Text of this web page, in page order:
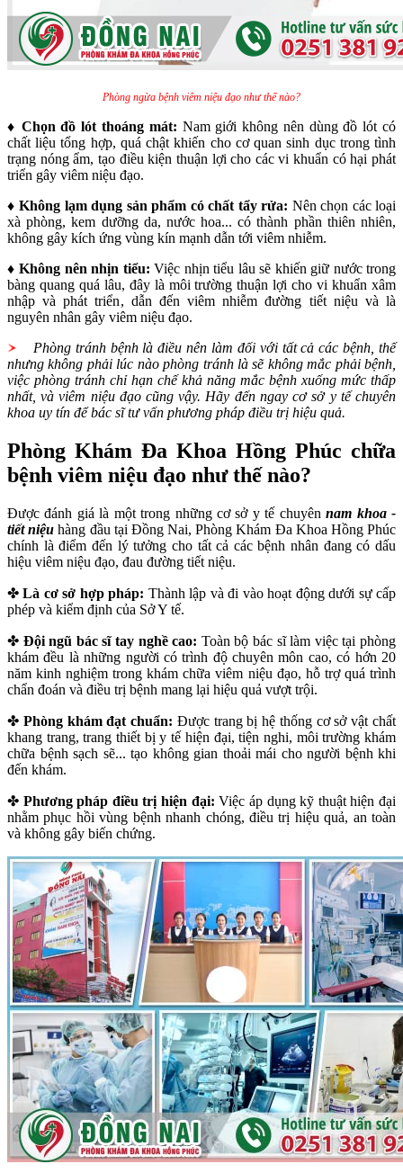
Phòng ngừa bệnh viêm niệu đạo như thế nào?
♦ Chọn đồ lót thoáng mát: Nam giới không nên dùng đồ lót có
chất liệu tổng hợp, quá chật khiến cho cơ quan sinh dục trong tình
trạng nóng ẩm, tạo điều kiện thuận lợi cho các vi khuẩn có hại phát
triển gây viêm niệu đạo.
♦ Không lạm dụng sản phẩm có chất tẩy rửa: Nên chọn các loại
xà phòng, kem dưỡng da, nước hoa... có thành phần thiên nhiên,
không gây kích ứng vùng kín mạnh dẫn tới viêm nhiễm.
♦ Không nên nhịn tiểu: Việc nhịn tiểu lâu sẽ khiến giữ nước trong
bàng quang quá lâu, đây là môi trường thuận lợi cho vi khuẩn xâm
nhập và phát triển, dẫn đến viêm nhiễm đường tiết niệu và là
nguyên nhân gây viêm niệu đạo.
Phòng tránh bệnh là điều nên làm đối với tất cả các bệnh, thế
nhưng không phải lúc nào phòng tránh là sẽ không mắc phải bệnh,
việc phòng tránh chỉ hạn chế khả năng mắc bệnh xuống mức thấp
nhất, và viêm niệu đạo cũng vậy. Hãy đến ngay cơ sở y tế chuyên
khoa uy tín để bác sĩ tư vấn phương pháp điều trị hiệu quả.
Phòng Khám Đa Khoa Hồng Phúc chữa
bệnh viêm niệu đạo như thế nào?
Được đánh giá là một trong những cơ sở y tế chuyênnam khoa -
tiết niệu hàng đầu tại Đồng Nai, Phòng Khám Đa Khoa Hồng Phúc
chính là điểm đến lý tưởng cho tất cả các bệnh nhân đang có dấu
hiệu viêm niệu đạo, đau đường tiết niệu.
✤Là cơ sở hợp pháp: Thành lập và đi vào hoạt động dưới sự cấp
phép và kiểm định của Sở Y tế.
✤ Đội ngũ bác sĩ tay nghề cao: Toàn bộ bác sĩ làm việc tại phòng
khám đều là những người có trình độ chuyên môn cao, có hớn 20
năm kinh nghiệm trong khám chữa viêm niệu đạo, hỗ trợ quá trình
chẩn đoán và điều trị bệnh mang lại hiệu quả vượt trội.
✤ Phòng khám đạt chuẩn: Được trang bị hệ thống cơ sở vật chất
khang trang, trang thiết bị y tế hiện đại, tiện nghi, môi trường khám
chữa bệnh sạch sẽ... tạo không gian thoải mái cho người bệnh khi
đến khám.
✤ Phương pháp điều trị hiện đại:Việc áp dụng kỹ thuật hiện đại
nhằm phục hồi vùng bệnh nhanh chóng, điều trị hiệu quả, an toàn
và không gây biến chứng.